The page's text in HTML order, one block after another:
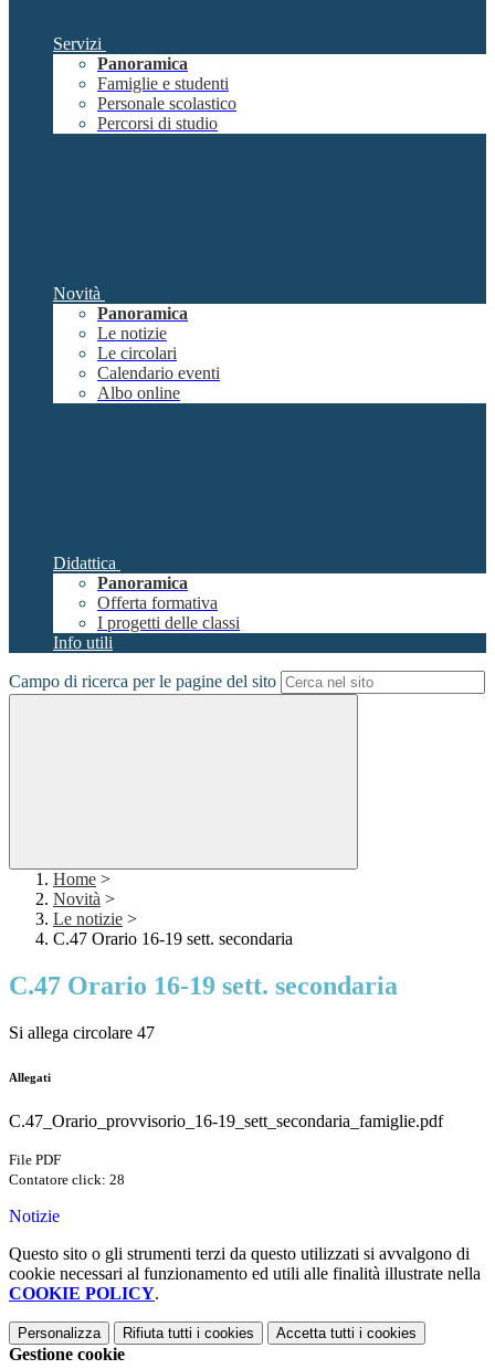
Servizi
Panoramica
Famiglie e studenti
Personale scolastico
Percorsi di studio
Novità
Panoramica
Le notizie
Le circolari
Calendario eventi
Albo online
Didattica
Panoramica
Offerta formativa
I progetti delle classi
Info utili
Campo di ricerca per le pagine del sito
Home >
Novità >
Le notizie >
C.47 Orario 16-19 sett. secondaria
C.47 Orario 16-19 sett. secondaria
Si allega circolare 47
Allegati
C.47_Orario_provvisorio_16-19_sett_secondaria_famiglie.pdf
File PDF
Contatore click: 28
Notizie
Questo sito o gli strumenti terzi da questo utilizzati si avvalgono di
cookie necessari al funzionamento ed utili alle finalità illustrate nella
COOKIE POLICY.
Personalizza Rifiuta tutti i cookies Accetta tutti i cookies
Gestione cookie